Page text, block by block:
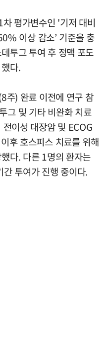
평가변수인 '기저 대비
이상 감소’ 기준을 충
투그 투여 후 정맥 포도
다.
주) 완료 이전에 연구 참
그 및 기타 비완화 치료
이성 대장암 및 ECOG
후 호스피스 치료를 위해
다. 다른 1명의 환자는
투여가 진행 중이다.